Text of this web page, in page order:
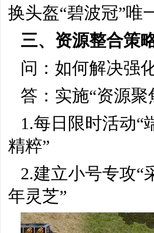
换头盔“碧波冠”唯
三、资源整合策
问：如何解决强
答：实施“资源聚
1.每日限时活动“
精粹”
2.建立小号专攻“
年灵芝”